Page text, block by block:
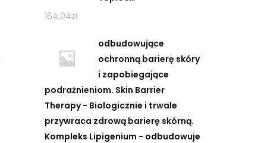
164,04zł
odbudowujące
ochronną barierę skóry
i zapobiegające
podrażnieniom. Skin Barrier
Therapy - Biologicznie i trwale
przywraca zdrową barierę skórną.
Kompleks Lipigenium - odbudowuje